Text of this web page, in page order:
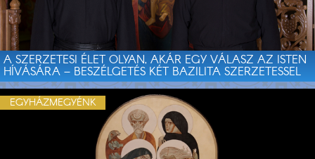
A SZERZETESI ÉLET OLYAN, AKÁR EGY VÁLASZ AZ ISTEN
HÍVÁSÁRA – BESZÉLGETÉS KÉT BAZILITA SZERZETESSEL
EGYHÁZMEGYÉNK